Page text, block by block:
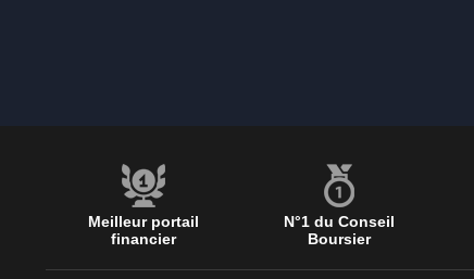
Meilleur portail
financier
N°1 du Conseil
Boursier